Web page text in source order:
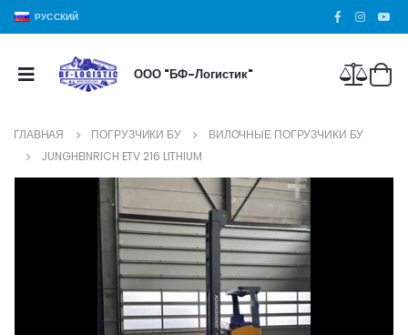
РУССКИЙ
ООО "БФ-Логистик"
ГЛАВНАЯ ПОГРУЗЧИКИ БУ
ВИЛОЧНЫЕ ПОГРУЗЧИКИ БУ
JUNGHEINRICH ETV 216 LITHIUM